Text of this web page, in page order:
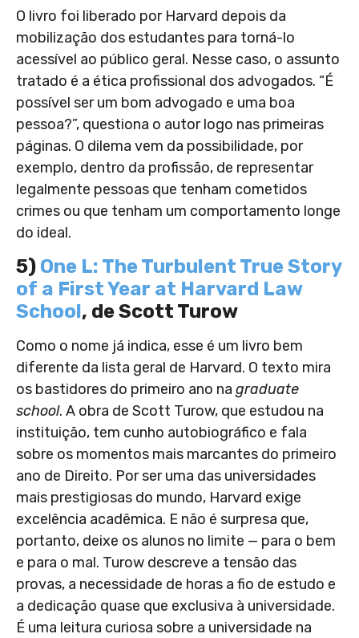
O livro foi liberado por Harvard depois da
mobilização dos estudantes para torná-lo
acessível ao público geral. Nesse caso, o assunto
tratado é a ética profissional dos advogados. “É
possível ser um bom advogado e uma boa
pessoa?”, questiona o autor logo nas primeiras
páginas. O dilema vem da possibilidade, por
exemplo, dentro da profissão, de representar
legalmente pessoas que tenham cometidos
crimes ou que tenham um comportamento longe
do ideal.
5) One L: The Turbulent True Story
of a First Year at Harvard Law
School, de Scott Turow
Como o nome já indica, esse é um livro bem
diferente da lista geral de Harvard. O texto mira
os bastidores do primeiro ano na graduate
school. A obra de Scott Turow, que estudou na
instituição, tem cunho autobiográfico e fala
sobre os momentos mais marcantes do primeiro
ano de Direito. Por ser uma das universidades
mais prestigiosas do mundo, Harvard exige
excelência acadêmica. E não é surpresa que,
portanto, deixe os alunos no limite — para o bem
e para o mal. Turow descreve a tensão das
provas, a necessidade de horas a fio de estudo e
a dedicação quase que exclusiva à universidade.
É uma leitura curiosa sobre a universidade na